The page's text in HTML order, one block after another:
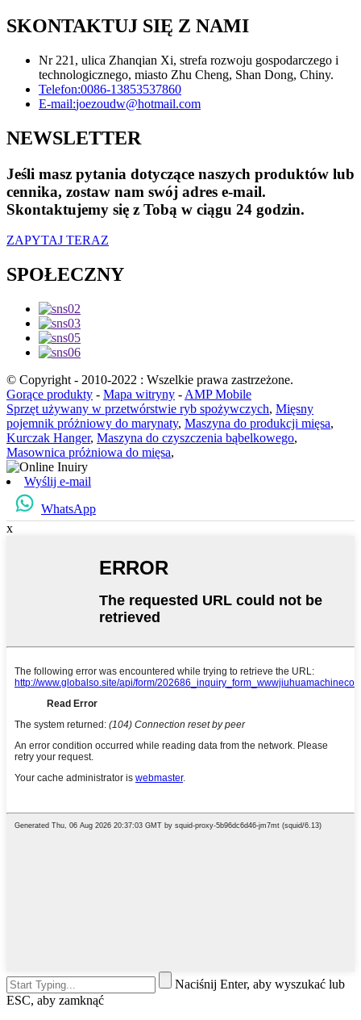
SKONTAKTUJ SIĘ Z NAMI
Nr 221, ulica Zhanqian Xi, strefa rozwoju gospodarczego i
technologicznego, miasto Zhu Cheng, Shan Dong, Chiny.
Telefon:0086-13853537860
E-mail:joezoudw@hotmail.com
NEWSLETTER
Jeśli masz pytania dotyczące naszych produktów lub
cennika, zostaw nam swój adres e-mail.
Skontaktujemy się z Tobą w ciągu 24 godzin.
ZAPYTAJ TERAZ
SPOŁECZNY
© Copyright - 2010-2022 : Wszelkie prawa zastrzeżone.
Gorące produkty - Mapa witryny - AMP Mobile
Sprzęt używany w przetwórstwie ryb spożywczych, Mięsny
pojemnik próżniowy do marynaty, Maszyna do produkcji mięsa,
Kurczak Hanger, Maszyna do czyszczenia bąbelkowego,
Masownica próżniowa do mięsa,
Wyślij e-mail
WhatsApp
x
Naciśnij Enter, aby wyszukać lub
ESC, aby zamknąć